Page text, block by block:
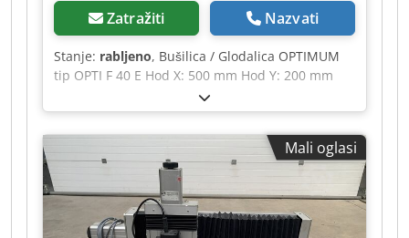
Zatražiti Nazvati
Stanje: rabljeno, Bušilica / Glodalica OPTIMUM
tip OPTI F 40 E Hod X: 500 mm Hod Y: 200 mm
Vreteno: Ø 80 mm Dsdpjzmx Nbofx Alxeck Konus
CM3 Izlaz iz vretena: 120 mm Brzina vretena: od
95 do 3200 o/min Veličina stola: Duljina 730 mm
x Širina 210 mm Motor s 2 brzine Snaga motora:
1,5 Kw Ravna glava Poprečni stol Ručno
spuštanje Opremljen s: 1 rotacijskim škripcem
Napon: 380 V Dimenzije (D x Š x V): 1200 x 900 x
1400 mm Težina: cca 350 KG
Mali oglasi